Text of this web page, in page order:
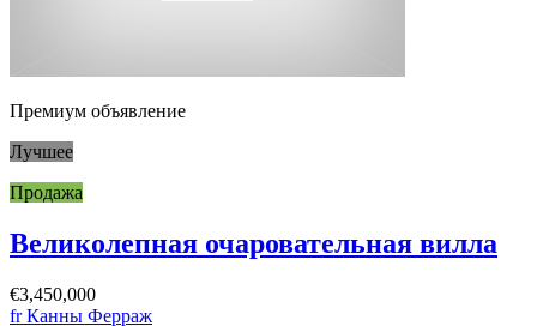
Премиум объявление
Лучшее
Продажа
Великолепная очаровательная вилла
€3,450,000
fr Канны Ферраж